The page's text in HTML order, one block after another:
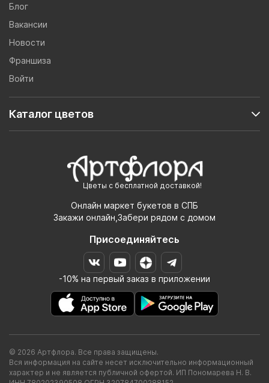
Цветы с бесплатной доставкой!
Онлайн маркет букетов в СПБ
Закажи онлайн,Забери рядом с домом
Присоединяйтесь
-10% на первый заказ в приложении
Блог
Вакансии
Новости
Франшиза
Войти
Каталог цветов
© 2026 Артфлора. Все права защищены.
Вся информация на сайте несет исключительно информационный
характер и не является публичной офертой. ИП Пономарева Н. В.